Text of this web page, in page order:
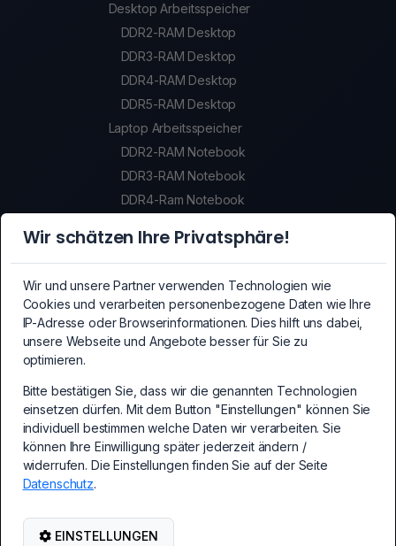
Desktop Arbeitsspeicher
DDR2-RAM Desktop
DDR3-RAM Desktop
DDR4-RAM Desktop
DDR5-RAM Desktop
Laptop Arbeitsspeicher
DDR2-RAM Notebook
DDR3-RAM Notebook
DDR4-Ram Notebook
SSDs
Crypto-Mining Equipment
Crypto-Mining Equipment
Mainboards
PCI-Express Erweiterungskarten
PC Erweiterungskarten
Kabel und Adapter
Kabel und Adapter
Netzwerk-/WLAN Zubehör
Wir schätzen Ihre Privatsphäre!
Wir und unsere Partner verwenden Technologien wie
Cookies und verarbeiten personenbezogene Daten wie Ihre
IP-Adresse oder Browserinformationen. Dies hilft uns dabei,
unsere Webseite und Angebote besser für Sie zu
optimieren.
Bitte bestätigen Sie, dass wir die genannten Technologien
einsetzen dürfen. Mit dem Button "Einstellungen" können Sie
individuell bestimmen welche Daten wir verarbeiten. Sie
können Ihre Einwilligung später jederzeit ändern /
widerrufen. Die Einstellungen finden Sie auf der Seite
Datenschutz.
EINSTELLUNGEN